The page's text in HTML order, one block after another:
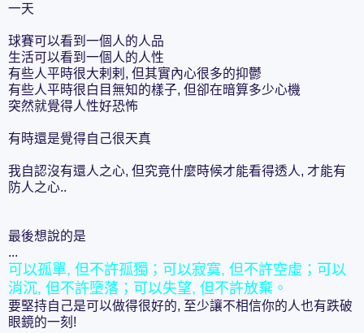
一天
球賽可以看到一個人的人品
生活可以看到一個人的人性
有些人平時很大剌剌, 但其實內心很多的抑鬱
有些人平時很白目無知的樣子, 但卻在暗算多少心機
突然就覺得人性好恐怖
有時還是覺得自己很天真
我自認沒有還人之心, 但究竟什麼時候才能看得透人, 才能有
防人之心..
最後想說的是
...
可以孤單, 但不許孤獨；可以寂寞, 但不許空虛；可以
消沉, 但不許墮落；可以失望, 但不許放棄。
要堅持自己是可以做得很好的, 至少讓不相信你的人也有跌破
眼鏡的一刻!